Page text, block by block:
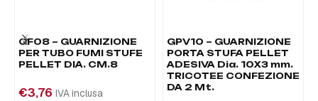
GF08 – GUARNIZIONE
PER TUBO FUMI STUFE
PELLET DIA. CM.8
€3,76 IVA inclusa
GPV10 – GUARNIZIONE
PORTA STUFA PELLET
ADESIVA Dia. 10X3 mm.
TRICOTEE CONFEZIONE
DA 2 Mt.